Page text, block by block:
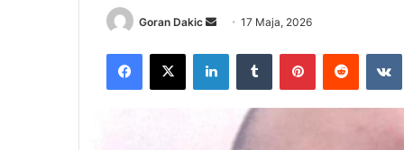
Goran Dakic
d
17 Maja, 2026